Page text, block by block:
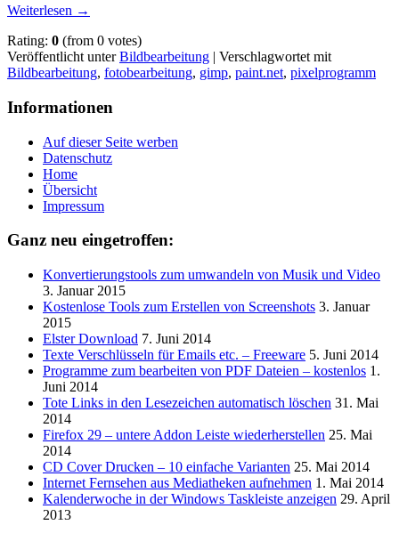
Weiterlesen →
Rating: 0 (from 0 votes)
Veröffentlicht unter Bildbearbeitung | Verschlagwortet mit
Bildbearbeitung, fotobearbeitung, gimp, paint.net, pixelprogramm
Informationen
Auf dieser Seite werben
Datenschutz
Home
Übersicht
Impressum
Ganz neu eingetroffen:
Konvertierungstools zum umwandeln von Musik und Video
3. Januar 2015
Kostenlose Tools zum Erstellen von Screenshots 3. Januar
2015
Elster Download 7. Juni 2014
Texte Verschlüsseln für Emails etc. – Freeware 5. Juni 2014
Programme zum bearbeiten von PDF Dateien – kostenlos 1.
Juni 2014
Tote Links in den Lesezeichen automatisch löschen 31. Mai
2014
Firefox 29 – untere Addon Leiste wiederherstellen 25. Mai
2014
CD Cover Drucken – 10 einfache Varianten 25. Mai 2014
Internet Fernsehen aus Mediatheken aufnehmen 1. Mai 2014
Kalenderwoche in der Windows Taskleiste anzeigen 29. April
2013